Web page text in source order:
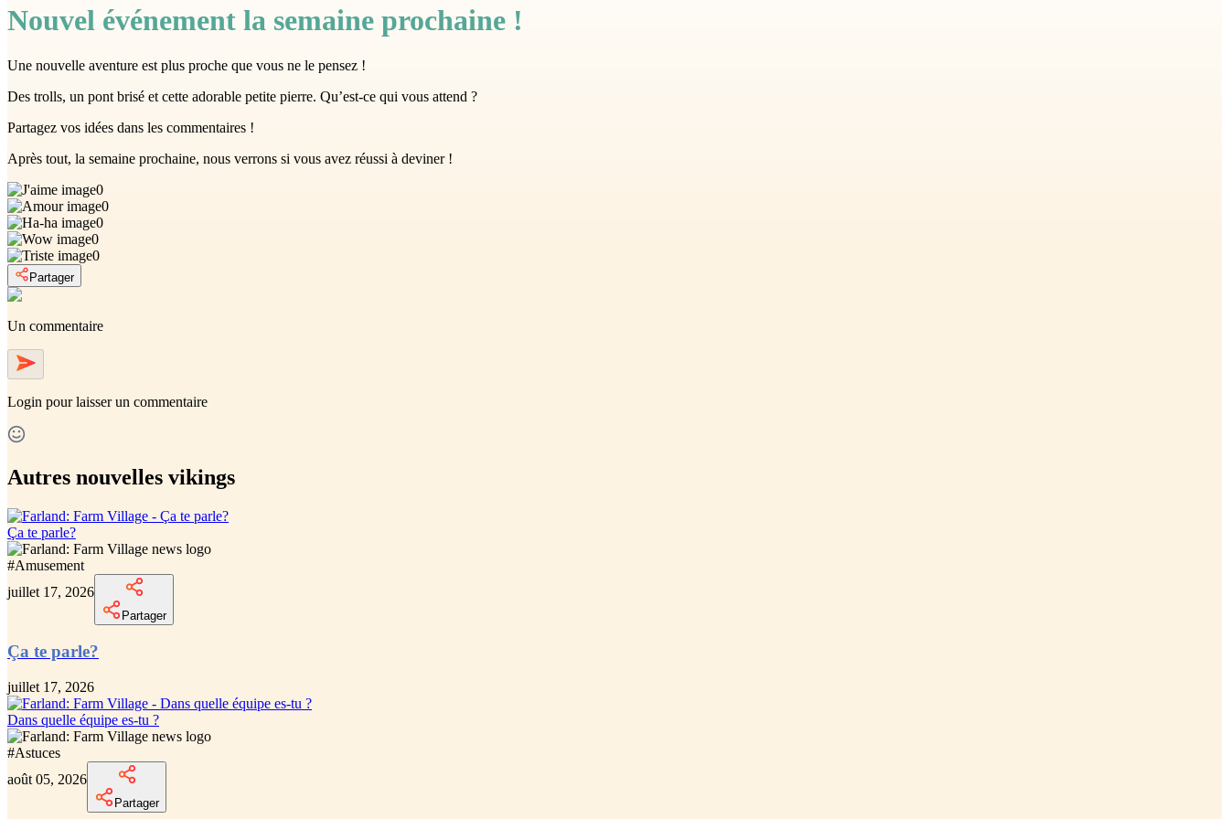
Nouvel événement la semaine prochaine !
Une nouvelle aventure est plus proche que vous ne le pensez !
Des trolls, un pont brisé et cette adorable petite pierre. Qu’est-ce qui vous attend ?
Partagez vos idées dans les commentaires !
Après tout, la semaine prochaine, nous verrons si vous avez réussi à deviner !
0
0
0
0
0
Partager
Un commentaire
Login pour laisser un commentaire
Autres nouvelles vikings
Ça te parle?
#Amusement
juillet 17, 2026
Partager
Ça te parle?
juillet 17, 2026
Dans quelle équipe es-tu ?
#Astuces
août 05, 2026
Partager